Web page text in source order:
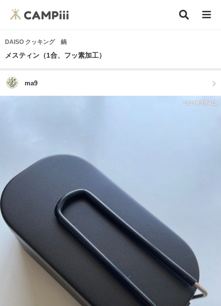
DAISO クッキング 鍋
メスティン（1合、フッ素加工）
ma9
2023年5月4日